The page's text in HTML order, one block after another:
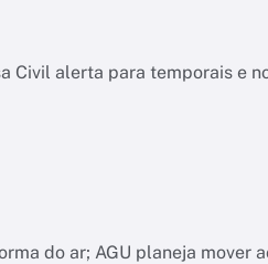
Civil alerta para temporais e
do ar; AGU planeja mover